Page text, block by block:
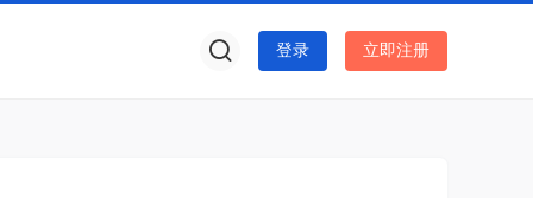
登录 立即注册